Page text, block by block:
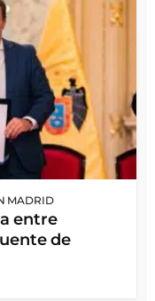
MADRID
entre
de